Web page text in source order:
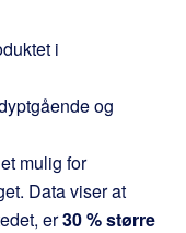
i
og
mulig for
Data viser at
er30 % større